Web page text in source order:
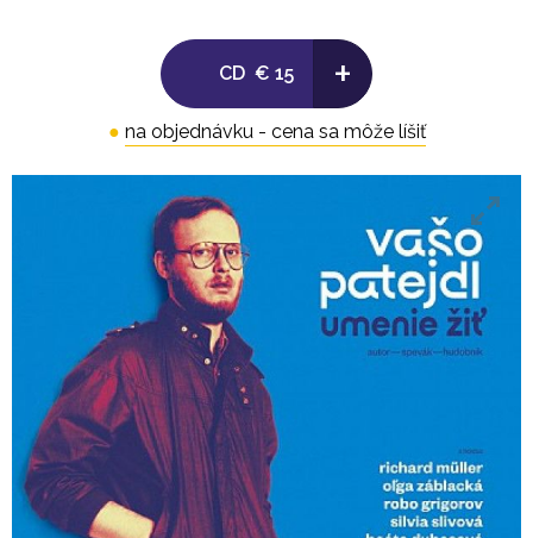
01. Po schodoch
06. Za dverami mojej izby
07. Voda, čo ma drží nad vodou
08. Stratený raj
10. Maturitné tablo
11. Ateliér duše
12. Tak som chcela všetkých milovať
Umenie žiť je reprezentatívna kompilácia
jedinečného slovenského skladateľa, speváka a
hudobníka Vaša Patejdla. Titul obsahuje 24
autorských piesní, ktoré Vašo napísal pre seba i pre
CD € 15 +
● na objednávku - cena sa môže líšiť